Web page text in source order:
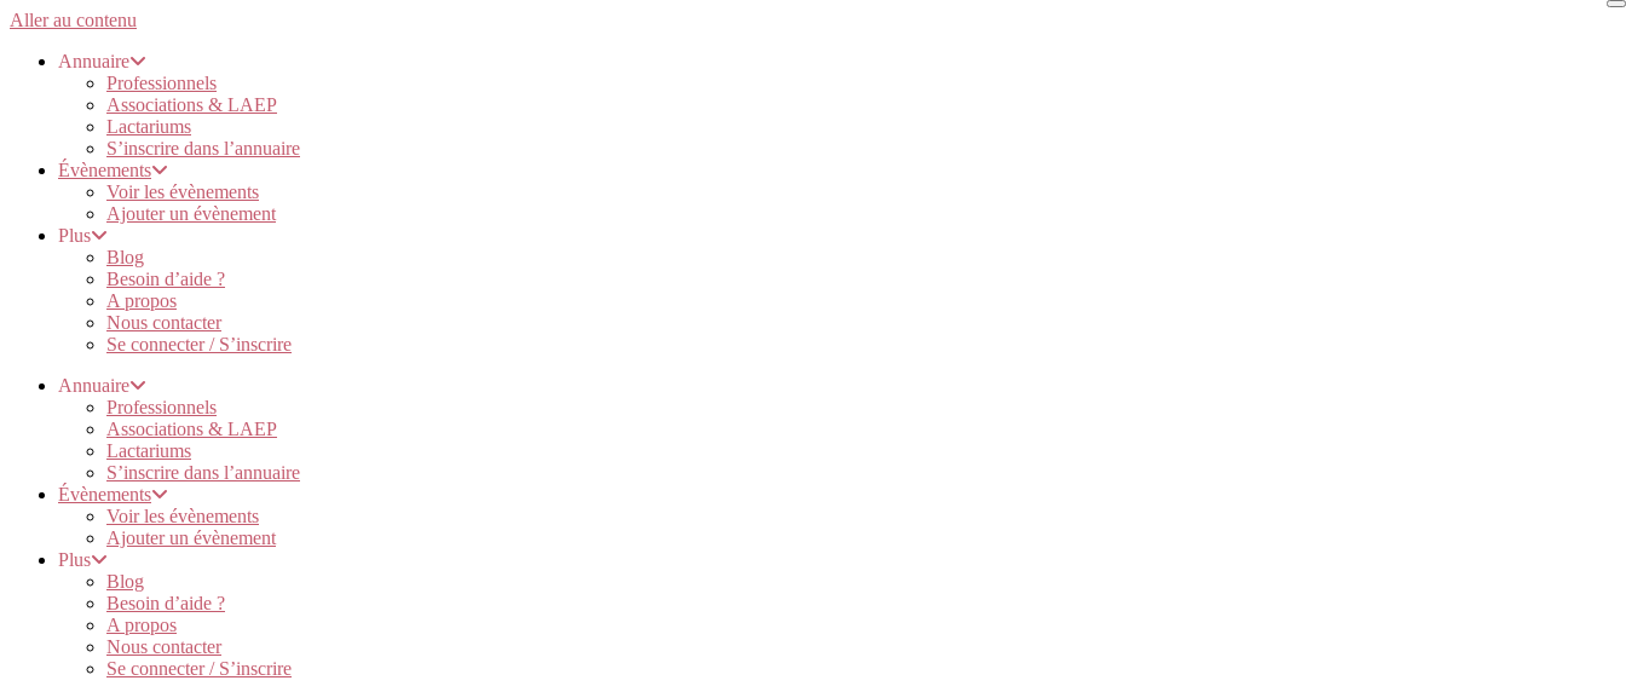
Aller au contenu
Annuaire
Professionnels
Associations & LAEP
Lactariums
S’inscrire dans l’annuaire
Évènements
Voir les évènements
Ajouter un évènement
Plus
Blog
Besoin d’aide ?
A propos
Nous contacter
Se connecter / S’inscrire
Annuaire
Professionnels
Associations & LAEP
Lactariums
S’inscrire dans l’annuaire
Évènements
Voir les évènements
Ajouter un évènement
Plus
Blog
Besoin d’aide ?
A propos
Nous contacter
Se connecter / S’inscrire